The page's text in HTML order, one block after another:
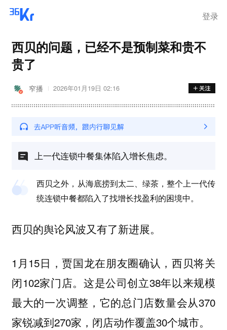
登录
西贝的问题，已经不是预制菜和贵不
贵了
窄播 2026年01月19日 02:16
上一代连锁中餐集体陷入增长焦虑。
西贝之外，从海底捞到太二、绿茶，整个上一代传
统连锁中餐都陷入了找增长找盈利的困境中。
西贝的舆论风波又有了新进展。
1月15日，贾国龙在朋友圈确认，西贝将关
闭102家门店。这是公司创立38年以来规模
最大的一次调整，它的总门店数量会从370
家锐减到270家，闭店动作覆盖30个城市。